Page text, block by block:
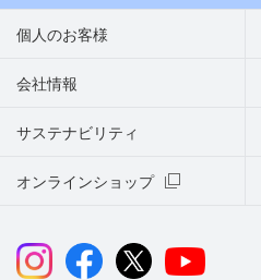
個人のお客様
会社情報
サステナビリティ
オンラインショップ